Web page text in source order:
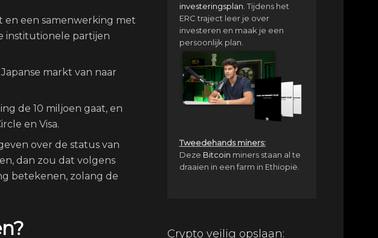
en een samenwerking met
institutionele partijen
markt van naar
de 10 miljoen gaat, en
en Visa.
over de status van
dan zou dat volgens
betekenen, zolang de
investeringsplan. Tijdens het
ERC traject leer je over
investeren en maak je een
persoonlijk plan.
Tweedehands miners:
Deze Bitcoin miners staan al te
draaien in een farm in Ethiopië.
Crypto veilig opslaan: